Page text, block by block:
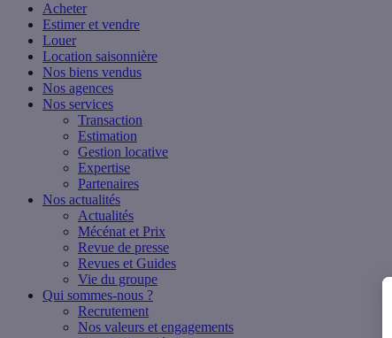
Acheter
Estimer et vendre
Louer
Location saisonnière
Nos biens vendus
Nos agences
Nos services
Transaction
Estimation
Gestion locative
Expertise
Partenaires
Nos actualités
Actualités
Mécénat et Prix
Revue de presse
Revues et Guides
Vie du groupe
Qui sommes-nous ?
Recrutement
Nos valeurs et engagements